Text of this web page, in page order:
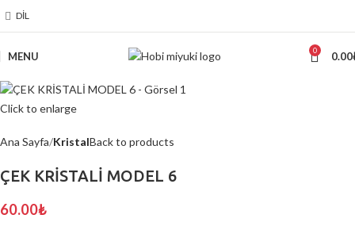
DIL
MENU 0 0.00
Click to enlarge
Ana Sayfa KristalBack to products
ÇEK KRİSTALİ MODEL 6
60.00₺